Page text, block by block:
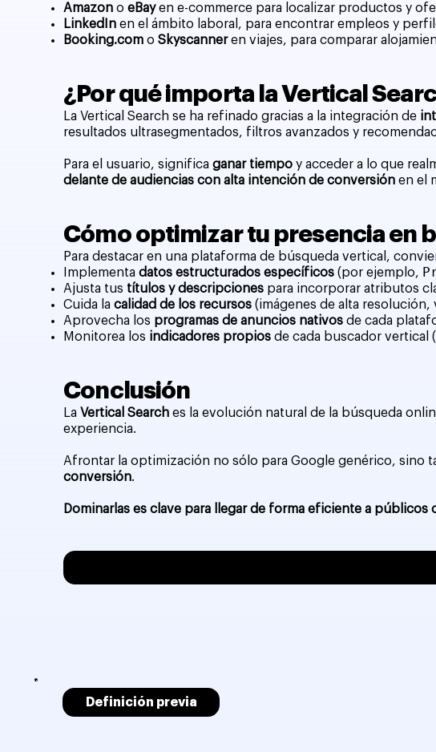
Amazon oeBayen e-commerce para localizar productos y
LinkedIn en el ámbito laboral, para encontrar empleos y
Booking.com oSkyscanneren viajes, para comparar
¿Por qué importa la Vertical
La Vertical Search se ha refinado gracias a la integración de
resultados ultrasegmentados, filtros avanzados y
Para el usuario, significaganar tiempo y acceder a lo que
delante de audiencias con alta intención de conversión en el
Cómo optimizar tu presencia en
Para destacar en una plataforma de búsqueda vertical,
Implementadatos estructurados específicos (por ejemplo,
Ajusta tus títulos y descripciones para incorporar atributos
Cuida lacalidad de los recursos (imágenes de alta
Aprovecha los programas de anuncios nativos de cada
Monitorea los indicadores propios de cada buscador vertical
Conclusión
La Vertical Search es la evolución natural de la búsqueda
experiencia.
Afrontar la optimización no sólo para Google genérico, sino
conversión.
Dominarlas es clave para llegar de forma eficiente a públicos
Definición previa